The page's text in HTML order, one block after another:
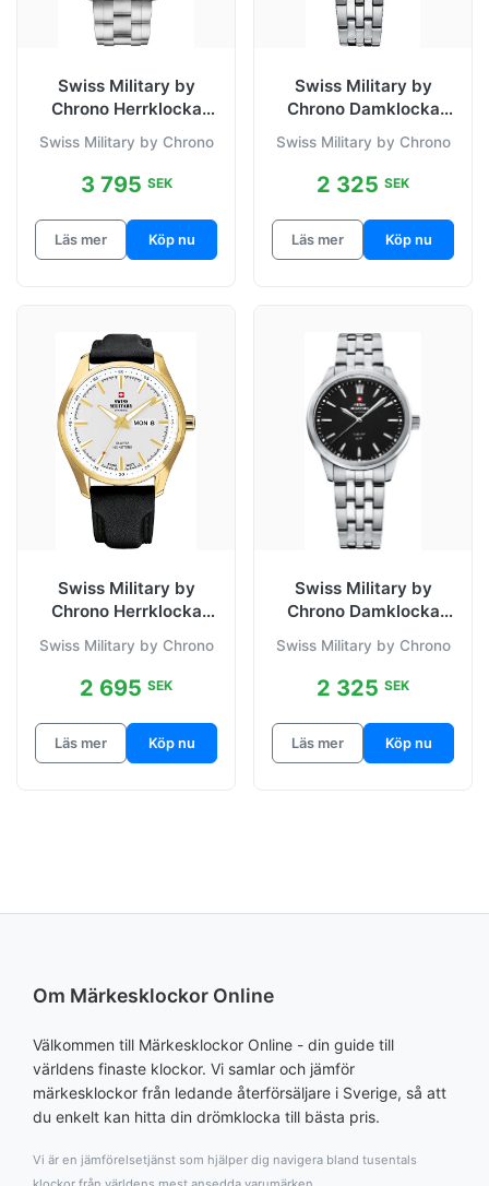
Swiss Military by
Chrono Herrklocka
Blå/Stål Ø42
Swiss Military by Chrono
3 795 SEK
Läs mer Köp nu
Swiss Military by
Chrono Damklocka
Vit/Stål Ø33
Swiss Military by Chrono
2 325 SEK
Läs mer Köp nu
Swiss Military by
Chrono Herrklocka
Vit/Läder Ø44
Swiss Military by Chrono
2 695 SEK
Läs mer Köp nu
Swiss Military by
Chrono Damklocka
Svart/Stål
Swiss Military by Chrono
2 325 SEK
Läs mer Köp nu
Om Märkesklockor Online
Välkommen till Märkesklockor Online - din guide till
världens finaste klockor. Vi samlar och jämför
märkesklockor från ledande återförsäljare i Sverige, så att
du enkelt kan hitta din drömklocka till bästa pris.
Vi är en jämförelsetjänst som hjälper dig navigera bland tusentals